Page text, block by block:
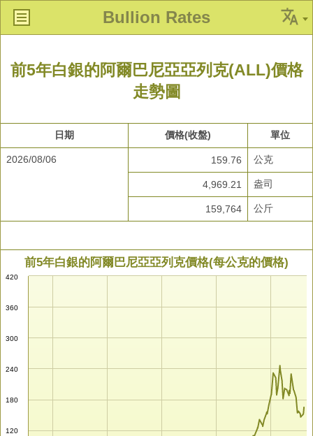
Bullion Rates
前5年白銀的阿爾巴尼亞亞列克(ALL)價格
走勢圖
日期 價格(收盤) 單位
2026/08/06 159.76 公克
4,969.21 盎司
159,764 公斤
前5年白銀的阿爾巴尼亞亞列克價格(每公克的價格)
120
180
240
300
360
420